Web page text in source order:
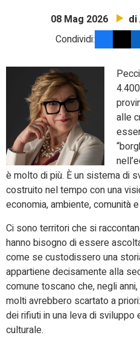
08 Mag 2026 di
Condividi:
alle
è molto di più. È un sistema di
costruito nel tempo con una
economia, ambiente, comunità
Ci sono territori che si
hanno bisogno di essere
come se custodissero una
appartiene decisamente alla
comune toscano che, negli
molti avrebbero scartato a
dei rifiuti in una leva di sviluppo
culturale.